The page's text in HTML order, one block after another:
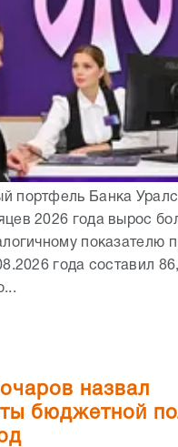
портфель Банка
2026 года вырос
показателю
года составил
назвал
бюджетной